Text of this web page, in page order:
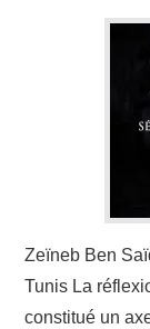
Zeïneb Ben
Tunis La
constitué un